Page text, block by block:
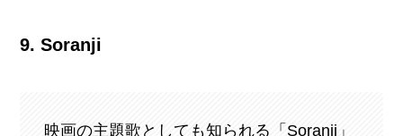
9. Soranji
映画の主題歌としても知られる「Soranji」